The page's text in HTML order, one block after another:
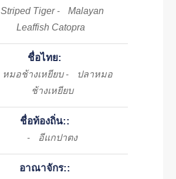
Striped Tiger -
Malayan
Leaffish Catopra
ชื่อไทย:
หมอช้างเหยียบ -
ปลาหมอ
ช้างเหยียบ
ชื่อท้องถิ่น::
- อีแกปาตง
อาณาจักร::